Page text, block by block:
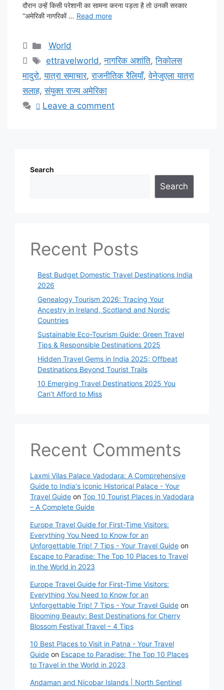
दौरान उन्हें किसी परेशानी का सामना करना पड़ता है तो उनकी सरकार
“अमेरिकी नागरिकों … Read more
Categories
World
Tags
ettravelworld,नागरिक अशांति,निकोलस
मादुरो,यात्रा समाचार,राजनीतिक रैलियाँ,वेनेजुएला यात्रा
सलाह,संयुक्त राज्य अमेरिका
Leave a comment
Search
Search
Recent Posts
Best Budget Domestic Travel Destinations India
2026
Genealogy Tourism 2026: Tracing Your
Ancestry in Ireland, Scotland and Nordic
Countries
Sustainable Eco-Tourism Guide: Green Travel
Tips & Responsible Destinations 2025
Hidden Travel Gems in India 2025: Offbeat
Destinations Beyond Tourist Trails
10 Emerging Travel Destinations 2025 You
Can’t Afford to Miss
Recent Comments
Laxmi Vilas Palace Vadodara: A Comprehensive
Guide to India's Iconic Historical Palace - Your
Travel Guide on Top 10 Tourist Places in Vadodara
– A Complete Guide
Europe Travel Guide for First-Time Visitors:
Everything You Need to Know for an
Unforgettable Trip! 7 Tips - Your Travel Guide on
Escape to Paradise: The Top 10 Places to Travel
in the World in 2023
Europe Travel Guide for First-Time Visitors:
Everything You Need to Know for an
Unforgettable Trip! 7 Tips - Your Travel Guide on
Blooming Beauty: Best Destinations for Cherry
Blossom Festival Travel – 4 Tips
10 Best Places to Visit in Patna - Your Travel
Guide on Escape to Paradise: The Top 10 Places
to Travel in the World in 2023
Andaman and Nicobar Islands | North Sentinel